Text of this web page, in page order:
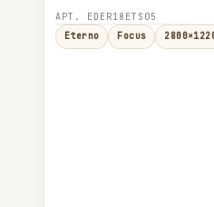
АРТ. EDER18ETS05
Eterno
Focus